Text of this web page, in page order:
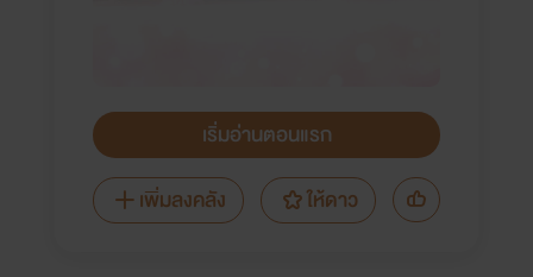
เริ่มอ่านตอนแรก
เพิ่มลงคลัง
ให้ดาว